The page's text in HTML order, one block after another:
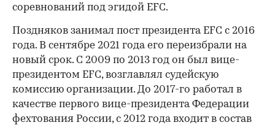
соревнований под эгидой EFC.
Поздняков занимал пост президента EFC с 2016
года. В сентябре 2021 года его переизбрали на
новый срок. С 2009 по 2013 год он был вице-
президентом EFC, возглавлял судейскую
комиссию организации. До 2017-го работал в
качестве первого вице-президента Федерации
фехтования России, с 2012 года входит в состав